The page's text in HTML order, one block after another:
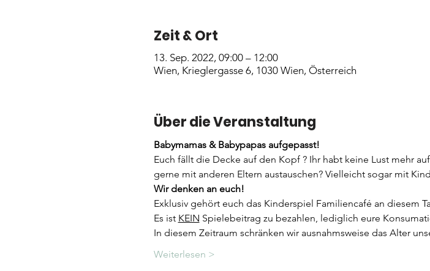
Zeit & Ort
13. Sep. 2022, 09:00 – 12:00
Wien, Krieglergasse 6, 1030 Wien, Österreich
Über die Veranstaltung
Babymamas & Babypapas aufgepasst!
Euch fällt die Decke auf den Kopf ? Ihr habt keine Lust mehr
gerne mit anderen Eltern austauschen? Vielleicht sogar mit
Wir denken an euch!
Exklusiv gehört euch das Kinderspiel Familiencafé an diesem
Es ist KEIN Spielebeitrag zu bezahlen, lediglich eure
In diesem Zeitraum schränken wir ausnahmsweise das Alter
Weiterlesen >